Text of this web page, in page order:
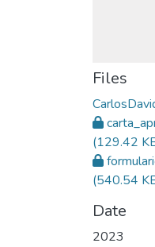
Files
(129.42
(540.54
Date
2023